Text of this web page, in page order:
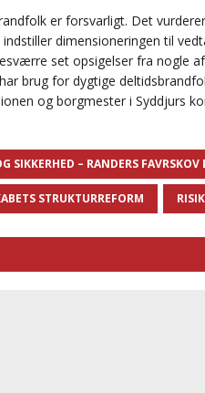
er forsvarligt. Det
dimensioneringen til
set opsigelser fra nogle
brug for dygtige
og borgmester i Syddjurs
SIKKERHED – RANDERS FAVRSKOV
STRUKTURREFORM